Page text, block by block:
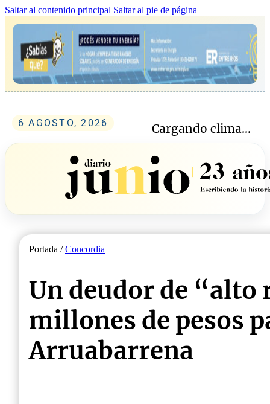
Saltar al contenido principal Saltar al pie de página
6 AGOSTO, 2026 Cargando clima...
Portada /Concordia
Un deudor de “alto
millones de pesos
Arruabarrena